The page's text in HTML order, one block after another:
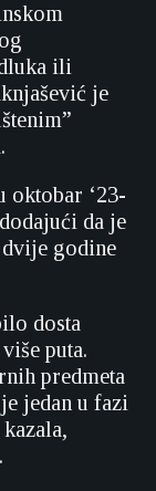
ili
je
oktobar ‘23-
da je
dvije godine
dosta
puta.
predmeta
jedan u fazi